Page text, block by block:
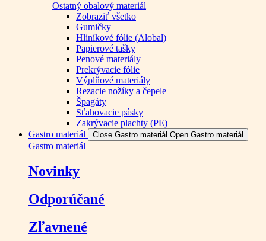
Ostatný obalový materiál
Zobraziť všetko
Gumičky
Hliníkové fólie (Alobal)
Papierové tašky
Penové materiály
Prekrývacie fólie
Výplňové materiály
Rezacie nožíky a čepele
Špagáty
Sťahovacie pásky
Zakrývacie plachty (PE)
Gastro materiál
Close Gastro materiál Open Gastro materiál
Gastro materiál
Novinky
Odporúčané
Zľavnené